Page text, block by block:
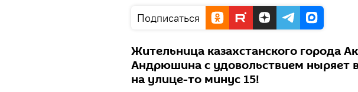
Подписаться
Жительница казахстанского города
Андрюшина с удовольствием ныряет
на улице-то минус 15!